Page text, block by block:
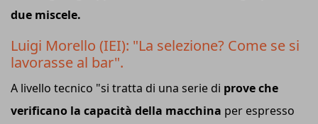
due miscele.
Luigi Morello (IEI): "La selezione? Come se si
lavorasse al bar".
A livello tecnico "si tratta di una serie di prove che
verificano la capacità della macchina per espresso